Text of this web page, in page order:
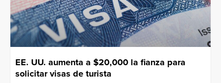
EE. UU. aumenta a $20,000 la fianza para
solicitar visas de turista